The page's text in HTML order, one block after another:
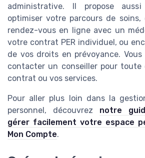
administrative. Il propose
optimiser votre parcours de soins,
rendez-vous en ligne avec un
votre contrat PER individuel, ou
de vos droits en prévoyance.
contacter un conseiller pour
contrat ou vos services.
Pour aller plus loin dans la
personnel, découvrez notre
gérer facilement votre espace
Mon Compte.